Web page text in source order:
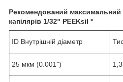
Рекомендований
капілярів 1/32" PEEKsil *
ID Внутрішній діаметр
25 мкм (0.001")